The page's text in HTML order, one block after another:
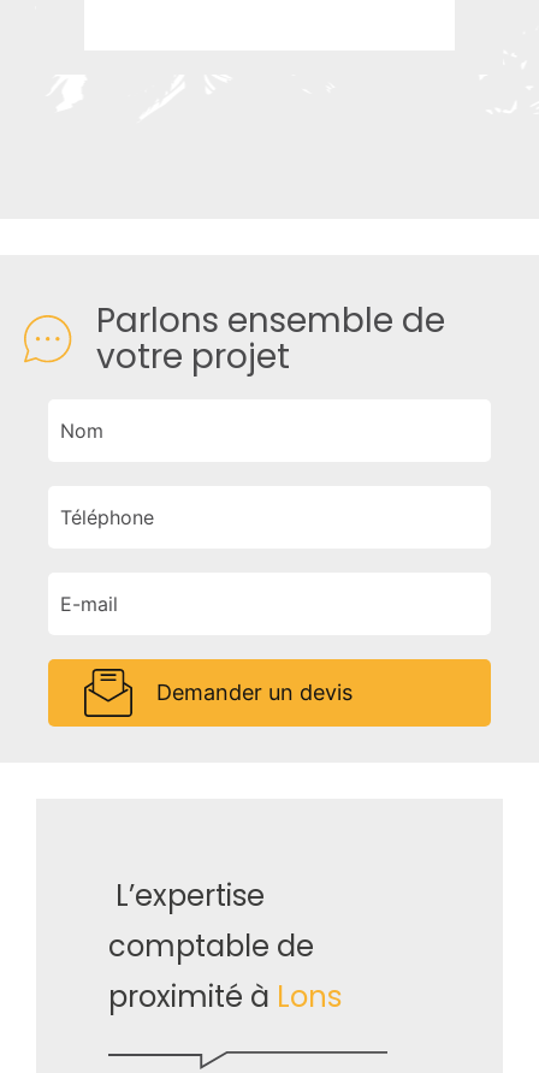
Parlons ensemble de
votre projet
Demander un devis
L’expertise
comptable de
proximité à Lons